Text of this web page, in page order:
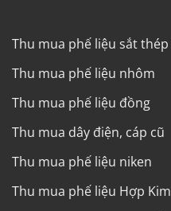
Thu mua phế liệu sắt thép
Thu mua phế liệu nhôm
Thu mua phế liệu đồng
Thu mua dây điện, cáp cũ
Thu mua phế liệu niken
Thu mua phế liệu Hợp Kim